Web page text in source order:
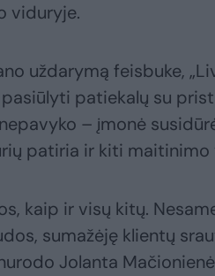
viduryje.
uždarymą feisbuke,
patiekalų su
– įmonė
patiria ir kiti maitinimo
kaip ir visų kitų.
sumažėję klientų
Jolanta